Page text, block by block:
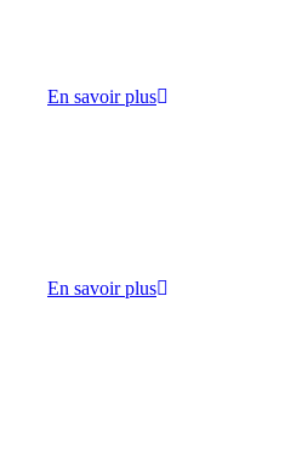
En savoir plus
En savoir plus